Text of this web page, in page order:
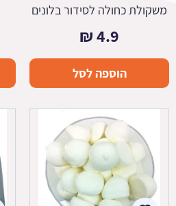
משקולת כחולה לסידור בלונים
4.9
₪
הוספה לסל